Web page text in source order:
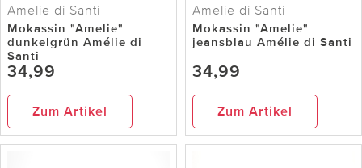
Amelie di Santi
Mokassin "Amelie"
dunkelgrün Amélie di
Santi
34,99
Zum Artikel
Amelie di Santi
Mokassin "Amelie"
jeansblau Amélie di Santi
34,99
Zum Artikel